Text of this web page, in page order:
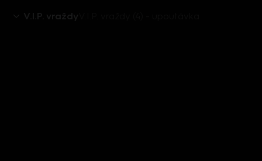
V.I.P. vraždy